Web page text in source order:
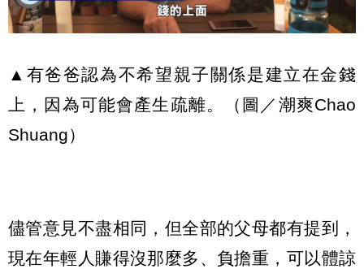
▲有爸爸認為不希望親子關係是建立在金錢
上，因為可能會產生疏離。（圖／潮爽Chao
Shuang）
儘管意見不盡相同，但全部的父母都有提到，
現在年輕人賺得沒那麼多、負擔重，可以體諒